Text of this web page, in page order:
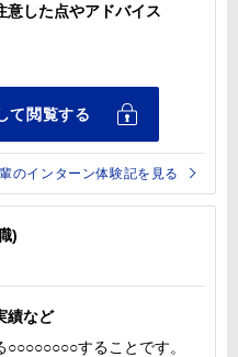
意した点やアドバイス
のインターン体験記を見る
)
績など
することです。